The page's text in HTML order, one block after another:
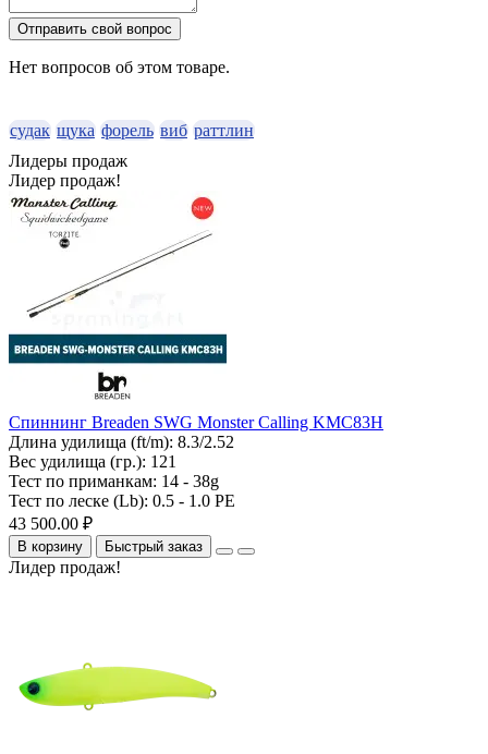
Отправить свой вопрос
Нет вопросов об этом товаре.
судак щука форель виб раттлин
Лидеры продаж
Лидер продаж!
Спиннинг Breaden SWG Monster Calling KMC83H
Длина удилища (ft/m): 8.3/2.52
Вес удилища (гр.): 121
Тест по приманкам: 14 - 38g
Тест по леске (Lb): 0.5 - 1.0 PE
43 500.00 ₽
В корзину Быстрый заказ
Лидер продаж!